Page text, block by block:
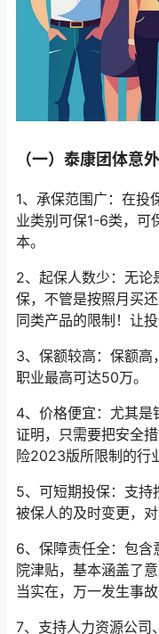
（一）泰康团体意
1、承保范围广：在投
业类别可保1-6类，可
本。
2、起保人数少：无
保，不管是按照月买
同类产品的限制！让
3、保额较高：保额
职业最高可达50万。
4、价格便宜：尤其是
证明，只需要把安全
险2023版所限制的行
5、可短期投保：支持
被保人的及时变更，
6、保障责任全：包
院津贴，基本涵盖了
当实在，万一发生事
7、支持人力资源公司